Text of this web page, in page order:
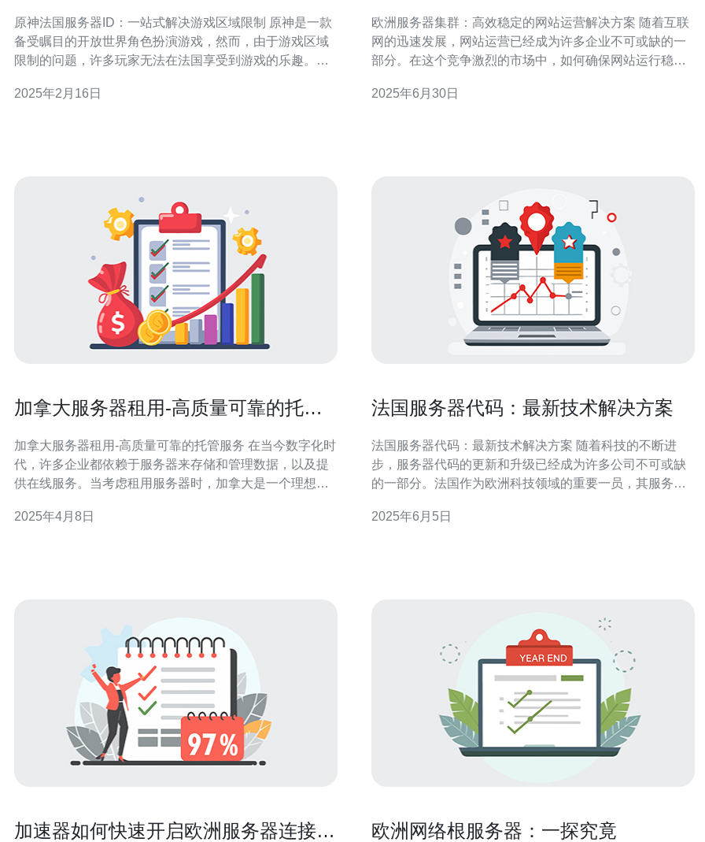
原神法国服务器ID：一站式解决游戏区域限制 原神是一款
备受瞩目的开放世界角色扮演游戏，然而，由于游戏区域
限制的问题，许多玩家无法在法国享受到游戏的乐趣。幸
式解决方案。本文将介绍原神法国服务器ID以及它为玩家
2025年2月16日
欧洲服务器集群：高效稳定的网站运营解决方案 随着互联
网的迅速发展，网站运营已经成为许多企业不可或缺的一
部分。在这个竞争激烈的市场中，如何确保网站运行稳
为一种高效稳定的网站运营解决方案，备受企业青睐。 欧
2025年6月30日
加拿大服务器租用-高质量可靠的托管
加拿大服务器租用-高质量可靠的托管服务 在当今数字化时
代，许多企业都依赖于服务器来存储和管理数据，以及提
供在线服务。当考虑租用服务器时，加拿大是一个理想的
规，为客户提供高质量可靠的托管服务。 加拿大的服务器
2025年4月8日
法国服务器代码：最新技术解决方案
法国服务器代码：最新技术解决方案 随着科技的不断进
步，服务器代码的更新和升级已经成为许多公司不可或缺
的一部分。法国作为欧洲科技领域的重要一员，其服务器
码技术解决方案，帮助读者了解最前沿的技术趋势。 云计
2025年6月5日
加速器如何快速开启欧洲服务器连接的
欧洲网络根服务器：一探究竟